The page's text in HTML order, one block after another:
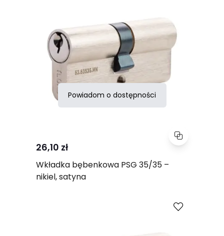
Powiadom o dostępności
26,10 zł
Wkładka bębenkowa PSG 35/35 –
nikiel, satyna